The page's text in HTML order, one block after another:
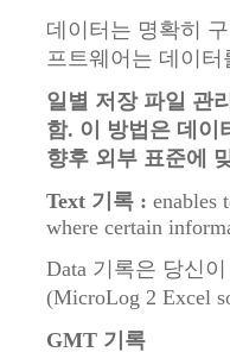
데이터는 명확히
프트웨어는 데이
일별 저장 파일 관
함. 이 방법은 데이
향후 외부 표준에
Text 기록 : enables
where certain
Data 기록은 당신
(MicroLog 2 Excel
GMT 기록